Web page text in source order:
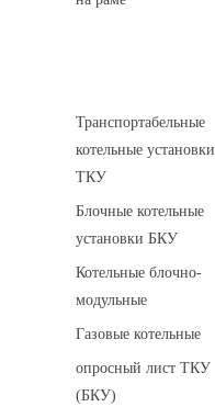
Транспортабельные
котельные установки
ТКУ
Блочные котельные
установки БКУ
Котельные блочно-
модульные
Газовые котельные
опросный лист ТКУ
(БКУ)